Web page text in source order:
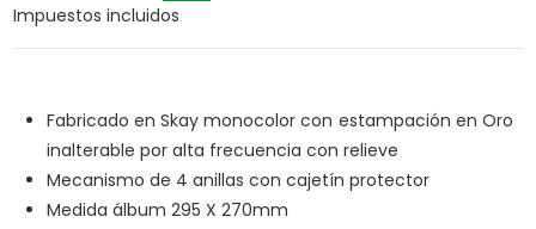
Impuestos incluidos
Fabricado en Skay monocolor con estampación en Oro
inalterable por alta frecuencia con relieve
Mecanismo de 4 anillas con cajetín protector
Medida álbum 295 X 270mm